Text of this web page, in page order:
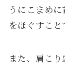
うにこまめ
をほぐすこと
また、肩こ